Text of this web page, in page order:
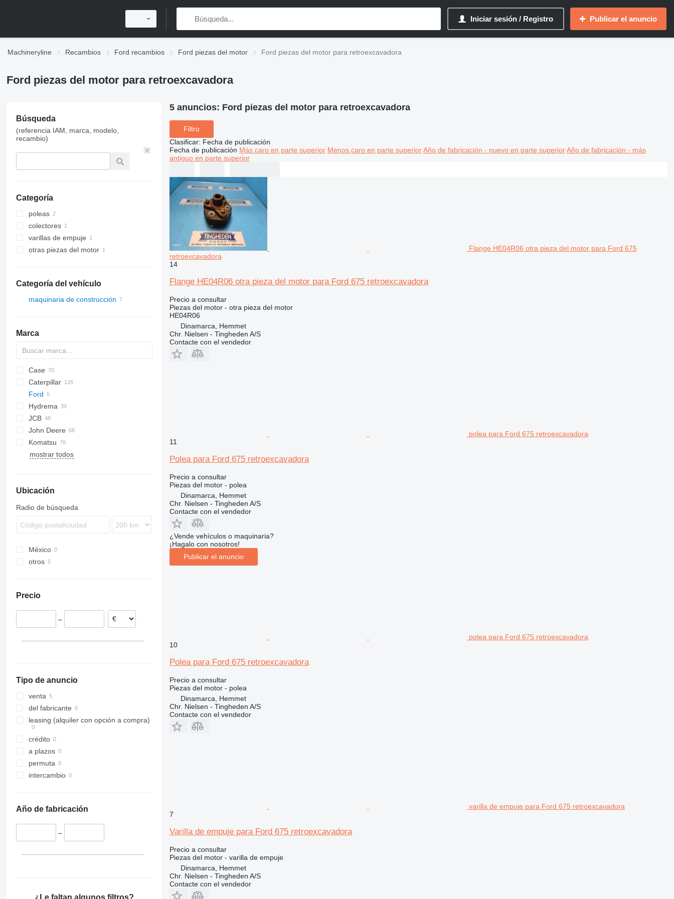
Iniciar sesión / Registro Publicar el anuncio
Machineryline Recambios Ford recambios Ford piezas del motor Ford piezas del motor para retroexcavadora
Ford piezas del motor para retroexcavadora
Búsqueda
(referencia IAM, marca, modelo,
recambio)
Categoría
poleas
colectores
varillas de empuje
otras piezas del motor
Categoría del vehículo
maquinaria de construcción
Marca
430
B series
S series
T series
Case
570
580
590
695
TR
Caterpillar
416
420
422
424
426
428
434
444
C-series
C-series
BF
DX
760
860
FB
Ford
Hydrema
806
807
906
JCB
1CX
2CX
3CX
110
926
930
TM
John Deere
310 G
310 J
410
SK
Komatsu
WB
R-series
R-series
50
B-series
NH
1100 Series
820
BL
mostrar todos
Ubicación
Radio de búsqueda
México
otros
Precio
–
Tipo de anuncio
venta
del fabricante
leasing (alquiler con opción a compra)
crédito
a plazos
permuta
intercambio
Año de fabricación
–
¿Le faltan algunos filtros?
5 anuncios: Ford piezas del motor para retroexcavadora
Filtro
Clasificar: Fecha de publicación
Fecha de publicación Más caro en parte superior Menos caro en parte superior Año de fabricación - nuevo en parte superior Año de fabricación - más
antiguo en parte superior
Flange HE04R06 otra pieza del motor para Ford 675
retroexcavadora
14
Flange HE04R06 otra pieza del motor para Ford 675 retroexcavadora
Precio a consultar
Piezas del motor - otra pieza del motor
HE04R06
Dinamarca, Hemmet
Chr. Nielsen - Tingheden A/S
Contacte con el vendedor
polea para Ford 675 retroexcavadora
11
Polea para Ford 675 retroexcavadora
Precio a consultar
Piezas del motor - polea
Dinamarca, Hemmet
Chr. Nielsen - Tingheden A/S
Contacte con el vendedor
¿Vende vehículos o maquinaria?
¡Hagalo con nosotros!
Publicar el anuncio
polea para Ford 675 retroexcavadora
10
Polea para Ford 675 retroexcavadora
Precio a consultar
Piezas del motor - polea
Dinamarca, Hemmet
Chr. Nielsen - Tingheden A/S
Contacte con el vendedor
varilla de empuje para Ford 675 retroexcavadora
7
Varilla de empuje para Ford 675 retroexcavadora
Precio a consultar
Piezas del motor - varilla de empuje
Dinamarca, Hemmet
Chr. Nielsen - Tingheden A/S
Contacte con el vendedor